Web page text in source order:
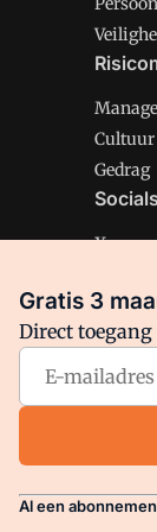
Cultuur
Gedrag
Socials
X
Arbo is
Gratis 3
Direct
Al een